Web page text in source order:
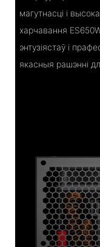
магутнасці і
харчавання
энтузіястаў і
якасныя рашэнні